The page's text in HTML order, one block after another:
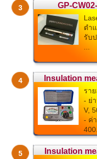
3
GP-
ตำ
รับ
...
4 Insulation
รา
- ย่
V,
- ค่
5 Insulation